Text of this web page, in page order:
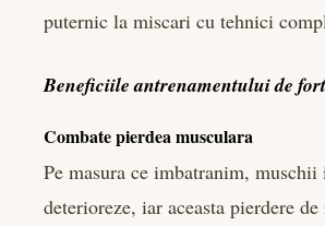
puternic la miscari cu tehnici
Beneficiile antrenamentului de
Combate pierdea musculara
Pe masura ce imbatranim, muschii
deterioreze, iar aceasta pierdere de